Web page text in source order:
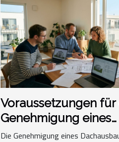
Voraussetzungen für
Genehmigung eines
Dachausbaus in einer
Die Genehmigung eines